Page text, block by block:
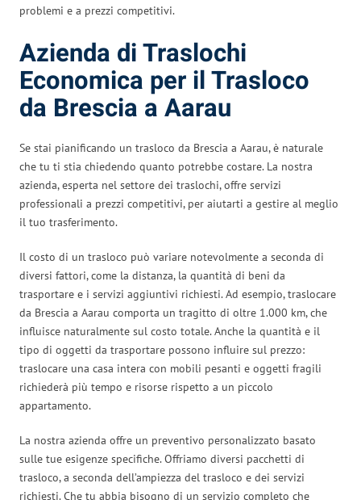
problemi e a prezzi competitivi.
Azienda di Traslochi
Economica per il Trasloco
da Brescia a Aarau
Se stai pianificando un trasloco da Brescia a Aarau, è naturale
che tu ti stia chiedendo quanto potrebbe costare. La nostra
azienda, esperta nel settore dei traslochi, offre servizi
professionali a prezzi competitivi, per aiutarti a gestire al meglio
il tuo trasferimento.
Il costo di un trasloco può variare notevolmente a seconda di
diversi fattori, come la distanza, la quantità di beni da
trasportare e i servizi aggiuntivi richiesti. Ad esempio, traslocare
da Brescia a Aarau comporta un tragitto di oltre 1.000 km, che
influisce naturalmente sul costo totale. Anche la quantità e il
tipo di oggetti da trasportare possono influire sul prezzo:
traslocare una casa intera con mobili pesanti e oggetti fragili
richiederà più tempo e risorse rispetto a un piccolo
appartamento.
La nostra azienda offre un preventivo personalizzato basato
sulle tue esigenze specifiche. Offriamo diversi pacchetti di
trasloco, a seconda dell’ampiezza del trasloco e dei servizi
richiesti. Che tu abbia bisogno di un servizio completo che